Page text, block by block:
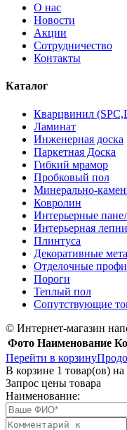
О нас
Новости
Акции
Сотрудничество
Контакты
Каталог
Кварцвинил
Ламинат
Инженерная доска
Паркетная Доска
Гибкий мрамор
Пробковый пол
Минерально-
Ковролин
Интерьерные
Интерьерная
Плинтуса
Декоративные
Отделочные
Пороги
Теплый пол
Сопутствующие
© Интернет-магазин
Фото Наименование
Перейти в корзину
В корзине 1 товар(ов)
Запрос цены товара
Наименование: